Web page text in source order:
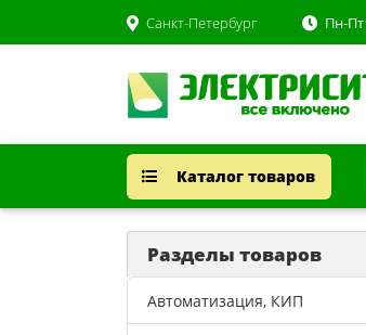
Санкт-Петербург Пн-Пт
Каталог товаров
Разделы товаров
Автоматизация, КИП